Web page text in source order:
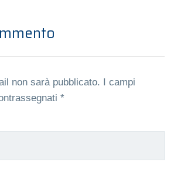
non sarà pubblicato.
I campi
*